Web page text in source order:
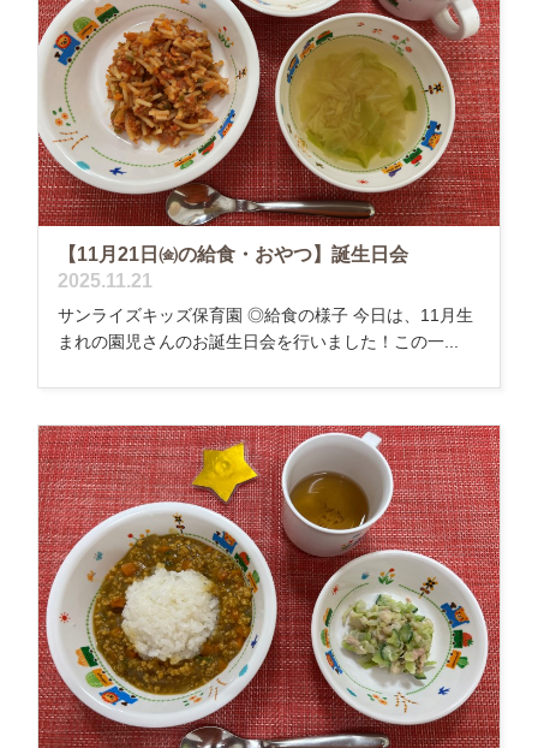
【11月21日㈮の給食・おやつ】誕生日会
2025.11.21
サンライズキッズ保育園 ◎給食の様子 今日は、11月生
まれの園児さんのお誕生日会を行いました！この一...